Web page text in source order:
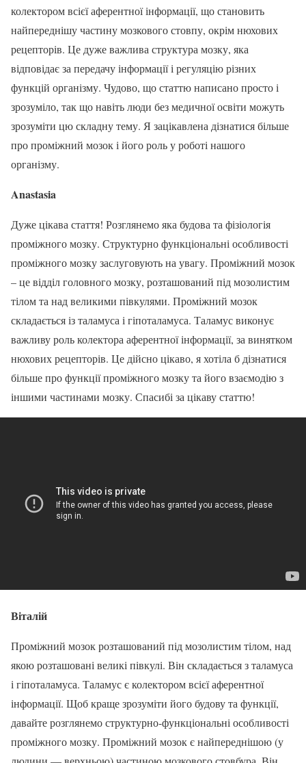
колектором всієї аферентної інформації, що становить
найпереднішу частину мозкового стовпу, окрім нюхових
рецепторів. Це дуже важлива структура мозку, яка
відповідає за передачу інформації і регуляцію різних
функцій організму. Чудово, що статтю написано просто і
зрозуміло, так що навіть люди без медичної освіти можуть
зрозуміти цю складну тему. Я зацікавлена дізнатися більше
про проміжний мозок і його роль у роботі нашого
організму.
Anastasia
Дуже цікава стаття! Розглянемо яка будова та фізіологія
проміжного мозку. Структурно функціональні особливості
проміжного мозку заслуговують на увагу. Проміжний мозок
– це відділ головного мозку, розташований під мозолистим
тілом та над великими півкулями. Проміжний мозок
складається із таламуса і гіпоталамуса. Таламус виконує
важливу роль колектора аферентної інформації, за винятком
нюхових рецепторів. Це дійсно цікаво, я хотіла б дізнатися
більше про функції проміжного мозку та його взаємодію з
іншими частинами мозку. Спасибі за цікаву статтю!
Віталій
Проміжний мозок розташований під мозолистим тілом, над
якою розташовані великі півкулі. Він складається з таламуса
і гіпоталамуса. Таламус є колектором всієї аферентної
інформації. Щоб краще зрозуміти його будову та функції,
давайте розглянемо структурно-функціональні особливості
проміжного мозку. Проміжний мозок є найпереднішою (у